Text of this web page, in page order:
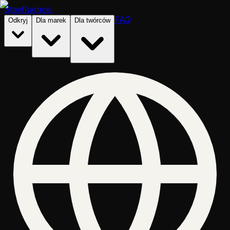
Stayfluence.
Odkryj Dla marek Dla twórców FAQ